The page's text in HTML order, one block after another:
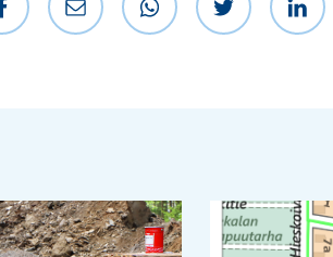
Jaa Facebookissa
Jaa sähköpostilla
Jaa WhatsAppissa
Jaa Jaa